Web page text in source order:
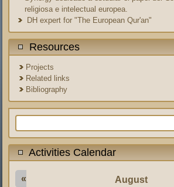
religiosa e intelectual europea.
DH expert for "The European Qur'an"
Resources
Projects
Related links
Bibliography
Search form
Activities Calendar
August
«